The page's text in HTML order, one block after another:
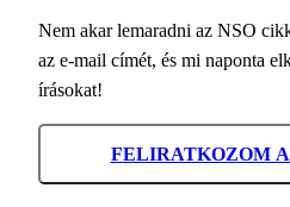
Nem akar lemaradni az NSO
az e-mail címét, és mi naponta
írásokat!
FELIRATKOZOM